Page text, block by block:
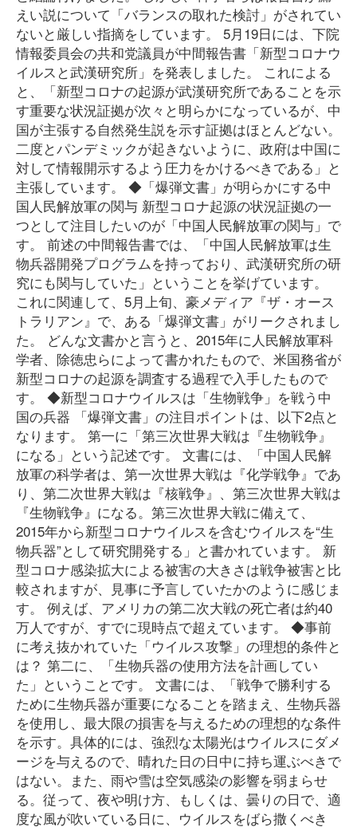
えい説について「バランスの取れた検討」がされてい
ないと厳しい指摘をしています。 5月19日には、下院
情報委員会の共和党議員が中間報告書「新型コロナウ
イルスと武漢研究所」を発表しました。 これによる
と、「新型コロナの起源が武漢研究所であることを示
す重要な状況証拠が次々と明らかになっているが、中
国が主張する自然発生説を示す証拠はほとんどない。
二度とパンデミックが起きないように、政府は中国に
対して情報開示するよう圧力をかけるべきである」と
主張しています。 ◆「爆弾文書」が明らかにする中
国人民解放軍の関与 新型コロナ起源の状況証拠の一
つとして注目したいのが「中国人民解放軍の関与」で
す。 前述の中間報告書では、「中国人民解放軍は生
物兵器開発プログラムを持っており、武漢研究所の研
究にも関与していた」ということを挙げています。
これに関連して、5月上旬、豪メディア『ザ・オース
トラリアン』で、ある「爆弾文書」がリークされまし
た。 どんな文書かと言うと、2015年に人民解放軍科
学者、除徳忠らによって書かれたもので、米国務省が
新型コロナの起源を調査する過程で入手したもので
す。 ◆新型コロナウイルスは「生物戦争」を戦う中
国の兵器 「爆弾文書」の注目ポイントは、以下2点と
なります。 第一に「第三次世界大戦は『生物戦争』
になる」という記述です。 文書には、「中国人民解
放軍の科学者は、第一次世界大戦は『化学戦争』であ
り、第二次世界大戦は『核戦争』、第三次世界大戦は
『生物戦争』になる。第三次世界大戦に備えて、
2015年から新型コロナウイルスを含むウイルスを“生
物兵器”として研究開発する」と書かれています。 新
型コロナ感染拡大による被害の大きさは戦争被害と比
較されますが、見事に予言していたかのように感じま
す。 例えば、アメリカの第二次大戦の死亡者は約40
万人ですが、すでに現時点で超えています。 ◆事前
に考え抜かれていた「ウイルス攻撃」の理想的条件と
は？ 第二に、「生物兵器の使用方法を計画してい
た」ということです。 文書には、「戦争で勝利する
ために生物兵器が重要になることを踏まえ、生物兵器
を使用し、最大限の損害を与えるための理想的な条件
を示す。具体的には、強烈な太陽光はウイルスにダメ
ージを与えるので、晴れた日の日中に持ち運ぶべきで
はない。また、雨や雪は空気感染の影響を弱まらせ
る。従って、夜や明け方、もしくは、曇りの日で、適
度な風が吹いている日に、ウイルスをばら撒くべき